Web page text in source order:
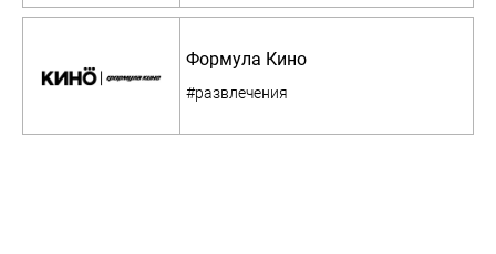
Формула Кино
#развлечения